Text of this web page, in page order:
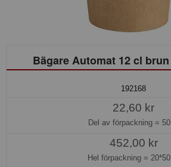
Bägare Automat 12 cl
192168
22,60 kr
Del av förpackning =
452,00 kr
Hel förpackning =